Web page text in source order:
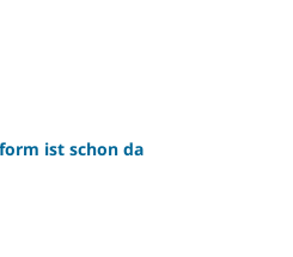
ist schon da